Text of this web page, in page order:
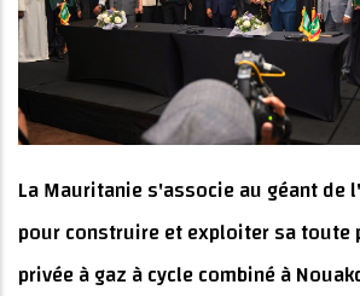
La Mauritanie s'associe au géant de
pour construire et exploiter sa toute
privée à gaz à cycle combiné à